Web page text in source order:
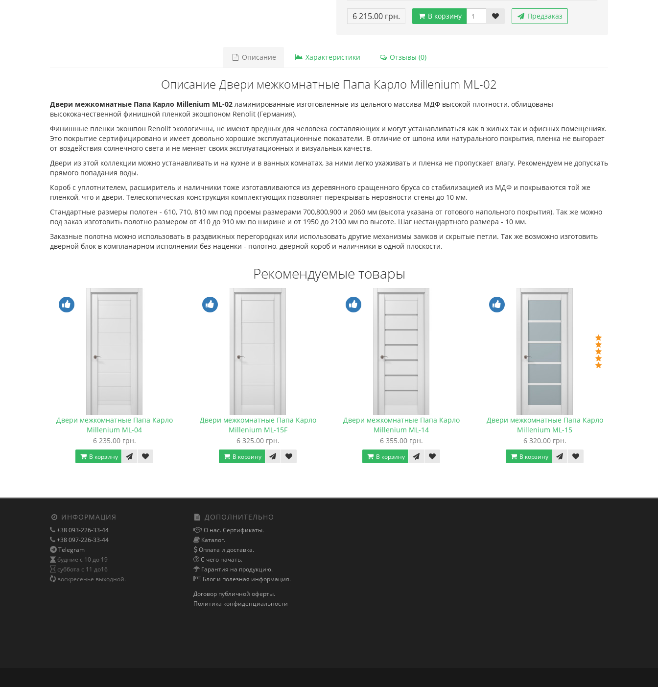
6 215.00 грн. В корзину Предзаказ
Описание Характеристики Отзывы (0)
Описание Двери межкомнатные Папа Карло Millenium ML-02
Двери межкомнатные Папа Карло Millenium ML-02 ламинированные изготовленные из цельного массива МДФ высокой плотности, облицованы
высококачественной финишной пленкой экошпоном Renolit (Германия).
Финишные пленки экошпон Renolit экологичны, не имеют вредных для человека составляющих и могут устанавливаться как в жилых так и офисных помещениях.
Это покрытие сертифицировано и имеет довольно хорошие эксплуатационные показатели. В отличие от шпона или натурального покрытия, пленка не выгорает
от воздействия солнечного света и не меняет своих эксплуатационных и визуальных качеств.
Двери из этой коллекции можно устанавливать и на кухне и в ванных комнатах, за ними легко ухаживать и пленка не пропускает влагу. Рекомендуем не допускать
прямого попадания воды.
Короб с уплотнителем, расширитель и наличники тоже изготавливаются из деревянного сращенного бруса со стабилизацией из МДФ и покрываются той же
пленкой, что и двери. Телескопическая конструкция комплектующих позволяет перекрывать неровности стены до 10 мм.
Стандартные размеры полотен - 610, 710, 810 мм под проемы размерами 700,800,900 и 2060 мм (высота указана от готового напольного покрытия). Так же можно
под заказ изготовить полотно размером от 410 до 910 мм по ширине и от 1950 до 2100 мм по высоте. Шаг нестандартного размера - 10 мм.
Заказные полотна можно использовать в раздвижных перегородках или использовать другие механизмы замков и скрытые петли. Так же возможно изготовить
дверной блок в компланарном исполнении без наценки - полотно, дверной короб и наличники в одной плоскости.
Рекомендуемые товары
Двери межкомнатные Папа Карло
Millenium ML-04
6 235.00 грн.
В корзину
Двери межкомнатные Папа Карло
Millenium ML-15F
6 325.00 грн.
В корзину
Двери межкомнатные Папа Карло
Millenium ML-14
6 355.00 грн.
В корзину
Двери межкомнатные Папа Карло
Millenium ML-15
6 320.00 грн.
В корзину
ИНФОРМАЦИЯ
+38 093-226-33-44
+38 097-226-33-44
Telegram
будние с 10 до 19
суббота с 11 до16
воскресенье выходной.
ДОПОЛНИТЕЛЬНО
О нас. Сертификаты.
Каталог.
Оплата и доставка.
С чего начать.
Гарантия на продукцию.
Блог и полезная информация.
Договор публичной оферты.
Политика конфиденциальности